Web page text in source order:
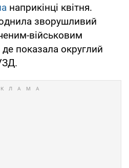
наприкінці квітня.
зворушливий
військовим
показала округлий